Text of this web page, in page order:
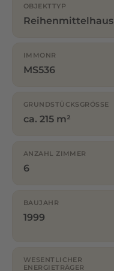
OBJEKTTYP
Reihenmittelhaus
IMMONR
MS536
GRUNDSTÜCKSGRÖSSE
ca. 215 m²
ANZAHL ZIMMER
6
BAUJAHR
1999
WESENTLICHER
ENERGIETRÄGER